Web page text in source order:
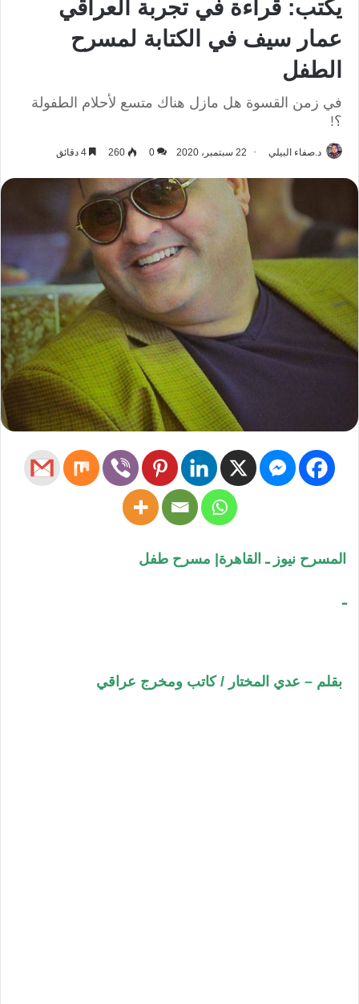
يكتب: قراءة في تجربة العراقي
عمار سيف في الكتابة لمسرح
الطفل
في زمن القسوة هل مازل هناك متسع لأحلام الطفولة
؟!
د.صفاء البيلي 22 سبتمبر، 2020 0
260
المسرح نيوز ـ القاهرة| مسرح طفل
ـ
بقلم – عدي المختار / كاتب ومخرج عراقي